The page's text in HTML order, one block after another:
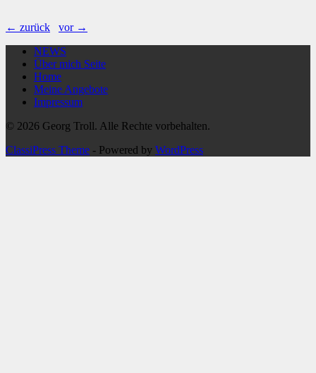
← zurück
vor →
NEWS
Über mich Seite
Home
Meine Angebote
Impressum
© 2026 Georg Troll. Alle Rechte vorbehalten.
ClassiPress Theme - Powered by WordPress